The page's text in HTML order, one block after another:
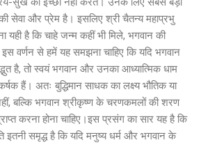
सेवा और प्रेम है। इसलिए श्री चैतन्य महाप्रभु
यही है कि चाहे जन्म कहीं भी मिले, भगवान की
वर्णन से हमें यह समझना चाहिए कि यदि भगवान
है, तो स्वयं भगवान और उनका आध्यात्मिक धाम
हैं। अतः बुद्धिमान साधक का लक्ष्य भौतिक या
नहीं, बल्कि भगवान श्रीकृष्ण के चरणकमलों की शरण
करना होना चाहिए।इस प्रसंग का सार यह है कि
इतनी समृद्ध है कि यदि मनुष्य धर्म और भगवान के